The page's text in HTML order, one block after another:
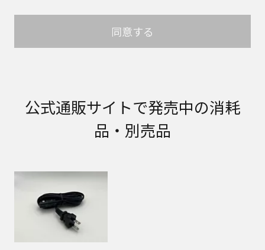
めご了承ください。
本ウェブサイトに公開されている取扱説明書の対
象商品が生産中止などの理由でご購入できない場
のお取り扱いについて。パナソニック株式会社お
内容を、ご相談への対応や修理、その確認などの
する場合や正当な理由がある場合を除き、第三者
に提供しません。お問い合わせは、ご相談された
窓口にご連絡ください。
なお、本ウェブサイトに公開されている取扱説明
書は、原則として商品が発売された当初のものを
掲載しています。したがいまして、会社名やお客
様ご相談窓口の連絡先などが変更されている場合
同意する
公式通販サイトで発売中の消耗
品・別売品